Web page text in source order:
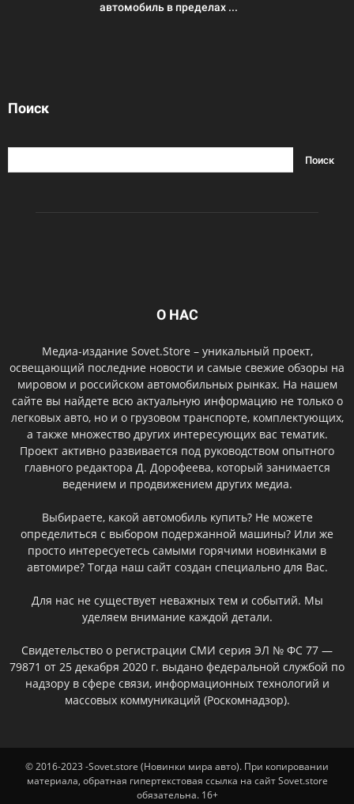
автомобиль в пределах ...
Поиск
О НАС
Медиа-издание Sovet.Store – уникальный проект,
освещающий последние новости и самые свежие обзоры на
мировом и российском автомобильных рынках. На нашем
сайте вы найдете всю актуальную информацию не только о
легковых авто, но и о грузовом транспорте, комплектующих,
а также множество других интересующих вас тематик.
Проект активно развивается под руководством опытного
главного редактора Д. Дорофеева, который занимается
ведением и продвижением других медиа.
Выбираете, какой автомобиль купить? Не можете
определиться с выбором подержанной машины? Или же
просто интересуетесь самыми горячими новинками в
автомире? Тогда наш сайт создан специально для Вас.
Для нас не существует неважных тем и событий. Мы
уделяем внимание каждой детали.
Свидетельство о регистрации СМИ серия ЭЛ № ФС 77 —
79871 от 25 декабря 2020 г. выдано федеральной службой по
надзору в сфере связи, информационных технологий и
массовых коммуникаций (Роскомнадзор).
© 2016-2023 -Sovet.store (Новинки мира авто). При копировании
материала, обратная гипертекстовая ссылка на сайт Sovet.store
обязательна. 16+